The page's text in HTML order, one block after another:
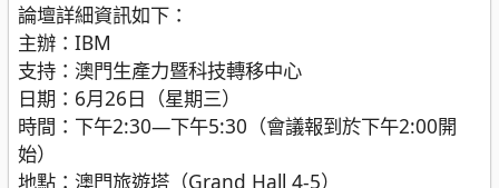
論壇詳細資訊如下：
主辦：IBM
支持：澳門生產力暨科技轉移中心
日期：6月26日（星期三）
時間：下午2:30—下午5:30（會議報到於下午2:00開
始）
地點：澳門旅遊塔（Grand Hall 4-5）